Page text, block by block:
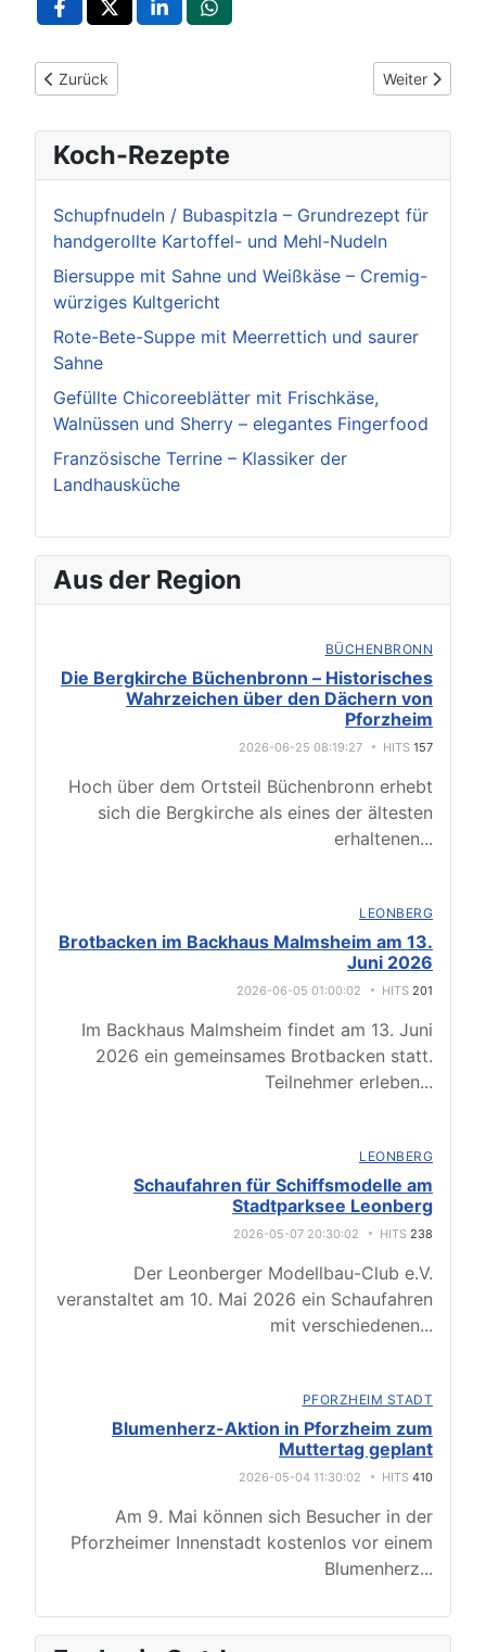
Vorheriger Beitrag: Die Sixthalle in Gräfenhausen:
Zurück Nächster
Weiter
Koch-Rezepte
Schupfnudeln / Bubaspitzla – Grundrezept für
handgerollte Kartoffel- und Mehl-Nudeln
Biersuppe mit Sahne und Weißkäse – Cremig-
würziges Kultgericht
Rote-Bete-Suppe mit Meerrettich und saurer
Sahne
Gefüllte Chicoreeblätter mit Frischkäse,
Walnüssen und Sherry – elegantes Fingerfood
Französische Terrine – Klassiker der
Landhausküche
Aus der Region
BÜCHENBRONN
Die Bergkirche Büchenbronn – Historisches
Wahrzeichen über den Dächern von
Pforzheim
2026-06-25 08:19:27 HITS 157
Hoch über dem Ortsteil Büchenbronn erhebt
sich die Bergkirche als eines der ältesten
erhaltenen...
LEONBERG
Brotbacken im Backhaus Malmsheim am 13.
Juni 2026
2026-06-05 01:00:02 HITS 201
Im Backhaus Malmsheim findet am 13. Juni
2026 ein gemeinsames Brotbacken statt.
Teilnehmer erleben...
LEONBERG
Schaufahren für Schiffsmodelle am
Stadtparksee Leonberg
2026-05-07 20:30:02 HITS 238
Der Leonberger Modellbau-Club e.V.
veranstaltet am 10. Mai 2026 ein Schaufahren
mit verschiedenen...
PFORZHEIM STADT
Blumenherz-Aktion in Pforzheim zum
Muttertag geplant
2026-05-04 11:30:02 HITS 410
Am 9. Mai können sich Besucher in der
Pforzheimer Innenstadt kostenlos vor einem
Blumenherz...